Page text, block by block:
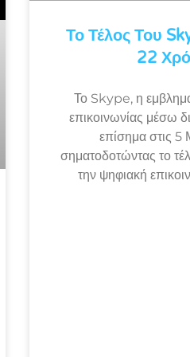
Το Τέλος Του
22
Το Skype, η
επικοινωνίας μέσω
επίσημα στις
σηματοδοτώντας το
την ψηφιακή